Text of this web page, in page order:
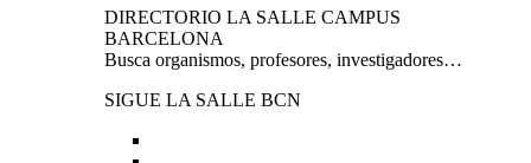
DIRECTORIO LA SALLE CAMPUS
BARCELONA
Busca organismos, profesores, investigadores…
SIGUE LA SALLE BCN